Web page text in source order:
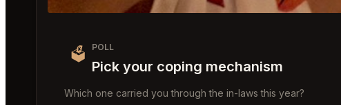
🗳️ POLL
Pick your coping mechanism
Which one carried you through the in-laws this year?